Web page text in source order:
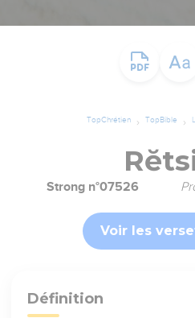
TopChrétien TopBible
Strong n°07526
Voir les
Définition